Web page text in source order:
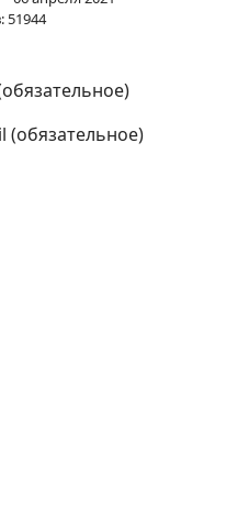
51944
(обязательное)